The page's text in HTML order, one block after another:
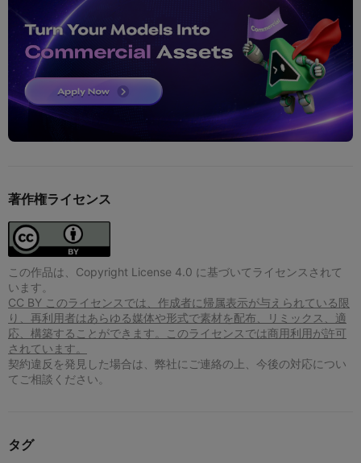
著作権ライセンス
この作品は、Copyright License 4.0 に基づいてライセンスされて
います。
CC BY このライセンスでは、作成者に帰属表示が与えられている限
り、再利用者はあらゆる媒体や形式で素材を配布、リミックス、適
応、構築することができます。このライセンスでは商用利用が許可
されています。
契約違反を発見した場合は、弊社にご連絡の上、今後の対応につい
てご相談ください。
タグ